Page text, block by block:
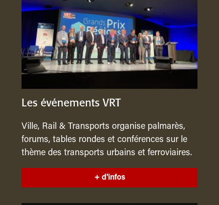
Les événements VRT
Ville, Rail & Transports organise palmarès,
forums, tables rondes et conférences sur le
thème des transports urbains et ferroviaires.
+ d'infos